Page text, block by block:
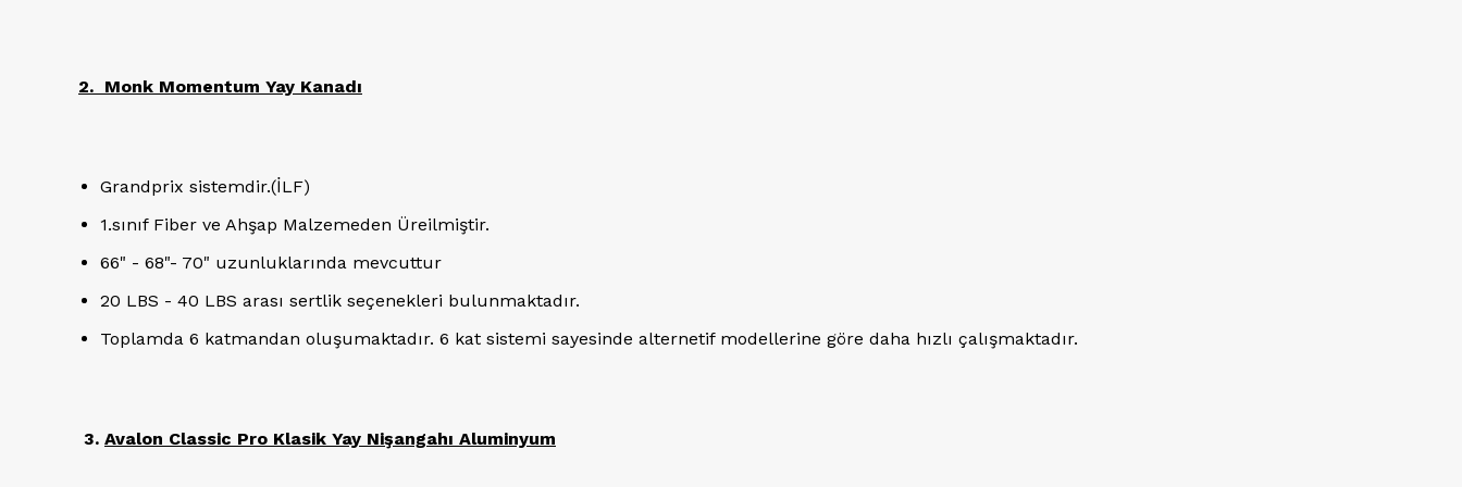
2. Monk Momentum Yay Kanadı
Grandprix sistemdir.(İLF)
1.sınıf Fiber ve Ahşap Malzemeden Üreilmiştir.
66" - 68"- 70" uzunluklarında mevcuttur
20 LBS - 40 LBS arası sertlik seçenekleri bulunmaktadır.
Toplamda 6 katmandan oluşumaktadır. 6 kat sistemi sayesinde alternetif modellerine göre daha hızlı çalışmaktadır.
3. Avalon Classic Pro Klasik Yay Nişangahı Aluminyum